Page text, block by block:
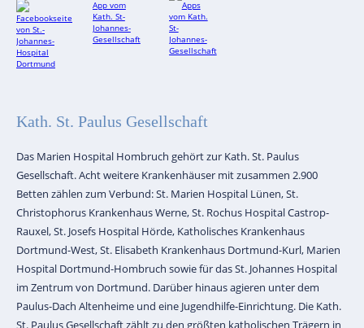
Kath. St. Paulus Gesellschaft
Das Marien Hospital Hombruch gehört zur Kath. St. Paulus
Gesellschaft. Acht weitere Krankenhäuser mit zusammen 2.900
Betten zählen zum Verbund: St. Marien Hospital Lünen, St.
Christophorus Krankenhaus Werne, St. Rochus Hospital Castrop-
Rauxel, St. Josefs Hospital Hörde, Katholisches Krankenhaus
Dortmund-West, St. Elisabeth Krankenhaus Dortmund-Kurl, Marien
Hospital Dortmund-Hombruch sowie für das St. Johannes Hospital
im Zentrum von Dortmund. Darüber hinaus agieren unter dem
Paulus-Dach Altenheime und eine Jugendhilfe-Einrichtung. Die Kath.
St. Paulus Gesellschaft zählt zu den größten katholischen Trägern in